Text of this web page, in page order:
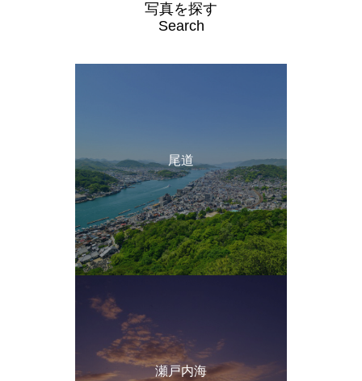
写真を探す
Search
尾道
瀬戸内海